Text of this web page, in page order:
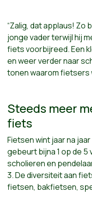
“Zalig, dat applaus! Zo
jonge vader terwijl hij
fiets voorbijreed. Een
en weer verder naar
tonen waarom fietsers
Steeds meer
fiets
Fietsen wint jaar na
gebeurt bijna 1 op de
scholieren en
3. De diversiteit aan
fietsen, bakfietsen,